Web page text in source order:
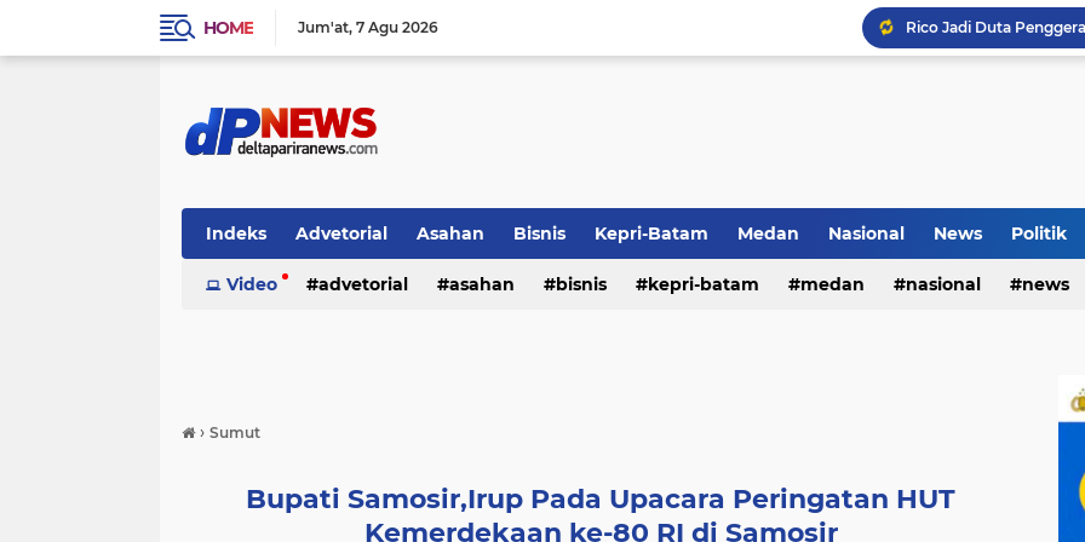
HOME Jum'at 7 Agu 2026
Rico di Sekolah Rakyat
Terkait Dugaan
Indeks Advetorial Asahan Bisnis Kepri-Batam Medan Nasional News Politik
Video advetorial asahan bisnis kepri-batam medan nasional news
› Sumut
Bupati Samosir,Irup Pada Upacara Peringatan HUT
Kemerdekaan ke-80 RI di Samosir